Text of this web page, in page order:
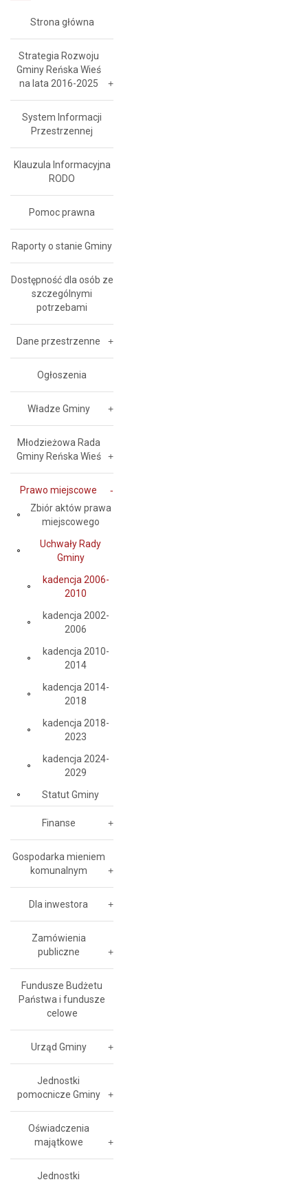
Strona główna
Strategia Rozwoju
Gminy Reńska Wieś
na lata 2016-2025
System Informacji
Przestrzennej
Klauzula Informacyjna
RODO
Pomoc prawna
Raporty o stanie Gminy
Dostępność dla osób ze
szczególnymi
potrzebami
Dane przestrzenne
Ogłoszenia
Władze Gminy
Młodzieżowa Rada
Gminy Reńska Wieś
Prawo miejscowe
Zbiór aktów prawa
miejscowego
Uchwały Rady
Gminy
kadencja 2006-
2010
kadencja 2002-
2006
kadencja 2010-
2014
kadencja 2014-
2018
kadencja 2018-
2023
kadencja 2024-
2029
Statut Gminy
Finanse
Gospodarka mieniem
komunalnym
Dla inwestora
Zamówienia
publiczne
Fundusze Budżetu
Państwa i fundusze
celowe
Urząd Gminy
Jednostki
pomocnicze Gminy
Oświadczenia
majątkowe
Jednostki